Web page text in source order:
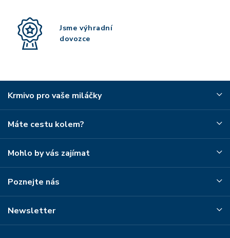
Jsme výhradní
dovozce
Krmivo pro vaše miláčky
Máte cestu kolem?
Mohlo by vás zajímat
Poznejte nás
Newsletter